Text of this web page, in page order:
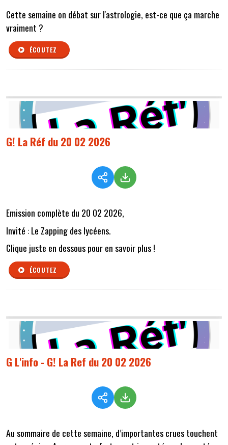
Cette semaine on débat sur l'astrologie, est-ce que ça marche
vraiment ?
ÉCOUTEZ
G! La Réf du 20 02 2026
Emission complète du 20 02 2026,
Invité : Le Zapping des lycéens.
Clique juste en dessous pour en savoir plus !
ÉCOUTEZ
G L'info - G! La Ref du 20 02 2026
Au sommaire de cette semaine, d’importantes crues touchent